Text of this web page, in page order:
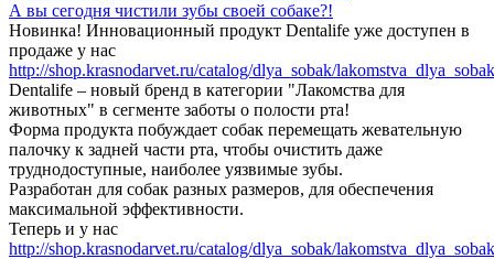
А вы сегодня чистили зубы своей собаке?!
Новинка! Инновационный продукт Dentalife уже доступен в
продаже у нас
http://shop.krasnodarvet.ru/catalog/dlya_sobak/
Dentalife – новый бренд в категории "Лакомства для
животных" в сегменте заботы о полости рта!
Форма продукта побуждает собак перемещать жевательную
палочку к задней части рта, чтобы очистить даже
труднодоступные, наиболее уязвимые зубы.
Разработан для собак разных размеров, для обеспечения
максимальной эффективности.
Теперь и у нас
http://shop.krasnodarvet.ru/catalog/dlya_sobak/